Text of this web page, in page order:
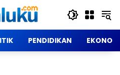
PENDIDIKAN